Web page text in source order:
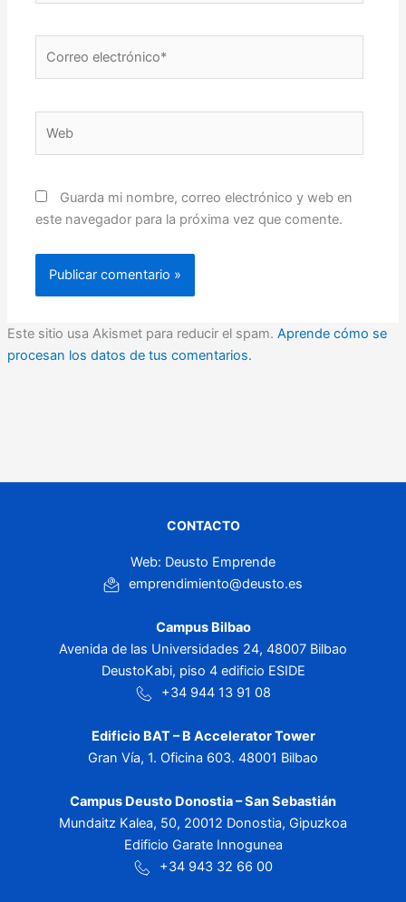
electrónico*
Guarda mi nombre, correo electrónico y web en
este navegador para la próxima vez que comente.
Este sitio usa Akismet para reducir el spam. Aprende cómo se
procesan los datos de tus comentarios.
CONTACTO
Web: Deusto Emprende
emprendimiento@deusto.es
Campus Bilbao
Avenida de las Universidades 24, 48007 Bilbao
DeustoKabi, piso 4 edificio ESIDE
+34 944 13 91 08
Edificio BAT – B Accelerator Tower
Gran Vía, 1. Oficina 603. 48001 Bilbao
Campus Deusto Donostia – San Sebastián
Mundaitz Kalea, 50, 20012 Donostia, Gipuzkoa
Edificio Garate Innogunea
+34 943 32 66 00